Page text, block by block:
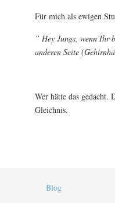
Für mich als ewigen
” Hey Jungs, wenn Ihr
anderen Seite
Wer hätte das gedacht.
Gleichnis.
Blog